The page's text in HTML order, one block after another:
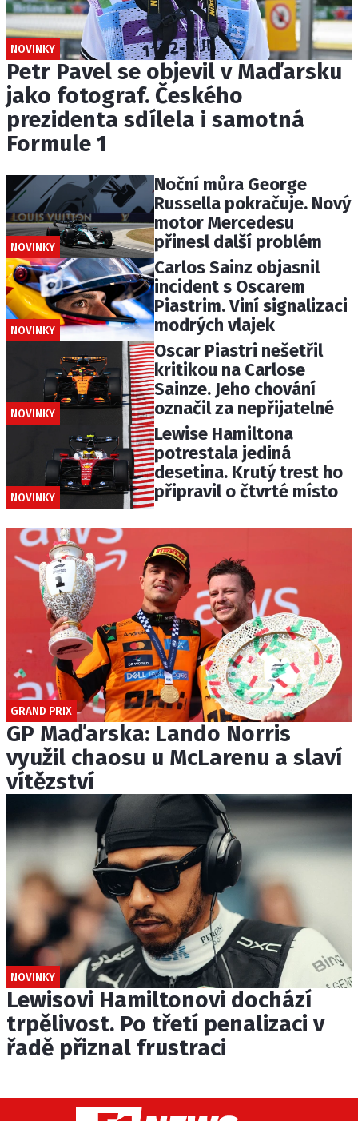
NOVINKY
Petr Pavel se objevil v Maďarsku
jako fotograf. Českého
prezidenta sdílela i samotná
Formule 1
NOVINKY
Noční můra George
Russella pokračuje. Nový
motor Mercedesu
přinesl další problém
NOVINKY
Carlos Sainz objasnil
incident s Oscarem
Piastrim. Viní signalizaci
modrých vlajek
NOVINKY
Oscar Piastri nešetřil
kritikou na Carlose
Sainze. Jeho chování
označil za nepřijatelné
NOVINKY
Lewise Hamiltona
potrestala jediná
desetina. Krutý trest ho
připravil o čtvrté místo
GRAND PRIX
GP Maďarska: Lando Norris
využil chaosu u McLarenu a slaví
vítězství
NOVINKY
Lewisovi Hamiltonovi dochází
trpělivost. Po třetí penalizaci v
řadě přiznal frustraci